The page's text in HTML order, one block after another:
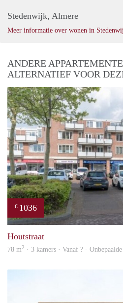
Stedenwijk, Almere
Meer informatie over wonen in
ANDERE
ALTERNATIEF VOOR
€ 1036
Houtstraat
78 m2 · 3 kamers · Vanaf ? -